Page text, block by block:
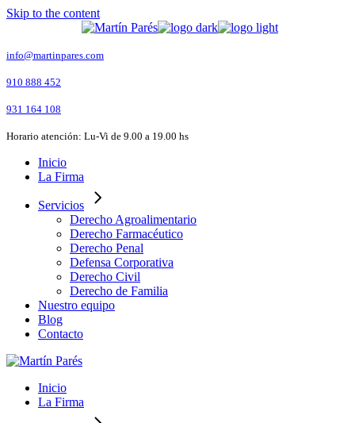
Skip to the content
info@martinpares.com
910 888 452
931 164 108
Horario atención: Lu-Vi de 9.00 a 19.00 hs
Inicio
La Firma
Servicios
Derecho Agroalimentario
Derecho Farmacéutico
Derecho Penal
Defensa Corporativa
Derecho Civil
Derecho de Familia
Nuestro equipo
Blog
Contacto
Inicio
La Firma